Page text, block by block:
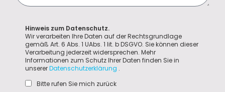
Hinweis zum Datenschutz.
Wir verarbeiten Ihre Daten auf der Rechtsgrundlage
gemäß Art. 6 Abs. 1 UAbs. 1 lit. b DSGVO. Sie können dieser
Verarbeitung jederzeit widersprechen. Mehr
Informationen zum Schutz Ihrer Daten finden Sie in
unsererDatenschutzerklärung .
Bitte rufen Sie mich zurück